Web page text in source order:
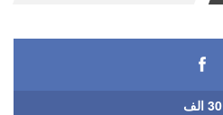
30 الف